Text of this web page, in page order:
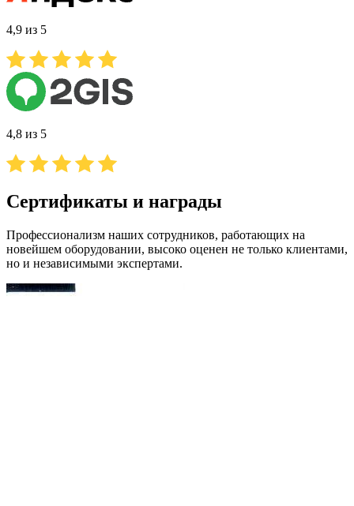
4,9 из 5
4,8 из 5
Сертификаты и награды
Профессионализм наших сотрудников, работающих на
новейшем оборудовании, высоко оценен не только клиентами,
но и независимыми экспертами.